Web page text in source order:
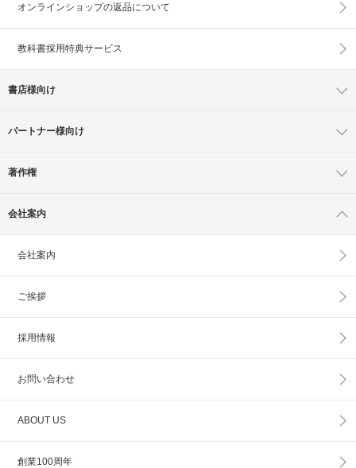
オンラインショップの返品について
教科書採用特典サービス
書店様向け
パートナー様向け
著作権
会社案内
会社案内
ご挨拶
採用情報
お問い合わせ
ABOUT US
創業100周年